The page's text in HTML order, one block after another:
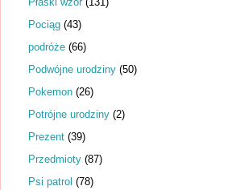
Pociąg (43)
podróże (66)
Podwójne urodziny (50)
Pokemon (26)
Potrójne urodziny (2)
Prezent (39)
Przedmioty (87)
Psi patrol (78)